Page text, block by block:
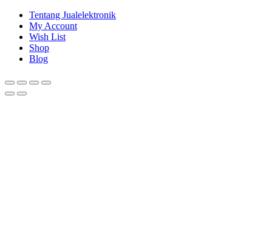
Tentang Jualelektronik
My Account
Wish List
Shop
Blog